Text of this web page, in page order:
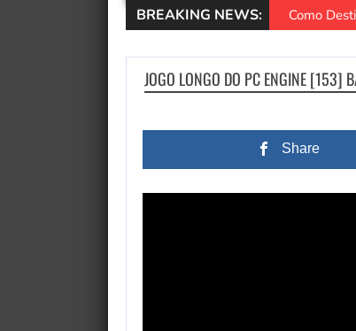
BREAKING NEWS: Como
JOGO LONGO DO PC ENGINE [153]
Share